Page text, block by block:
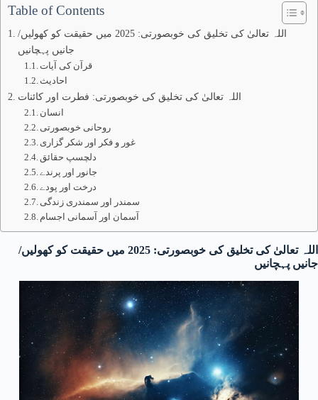
Table of Contents
اللہ تعالیٰ کی تخلیق کی خوبصورتی: 2025 میں حقیقت کو کھولیں/
جانیں پہچانیں
قرآن کی آیات
احادیث
اللہ تعالیٰ کی تخلیق کی خوبصورتی: فطرت اور کائنات
انسان
روحانی خوبصورتی
غور و فکر اور شکر گزاری
دلچسپ حقائق
جانور اور پرندے
درخت اور پودے
سمندر اور سمندری زندگی
آسمان اور آسمانی اجسام
اللہ تعالیٰ کی تخلیق کی خوبصورتی: 2025 میں حقیقت کو کھولیں/
جانیں پہچانیں